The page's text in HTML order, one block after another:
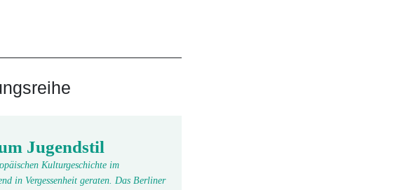
Jugendstil
Kulturgeschichte im
in Vergessenheit geraten. Das Berliner